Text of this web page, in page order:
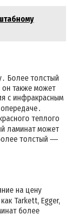
Более толстый
также может
с инфракрасным
теплого
ламинат может
толстый ―
на цену
Tarkett, Egger,
более